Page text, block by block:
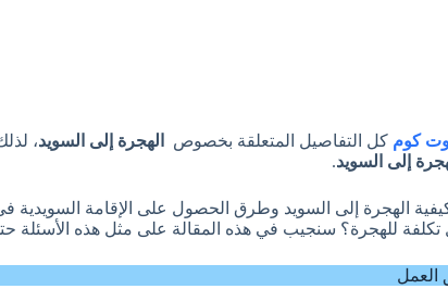
كوم كل التفاصيل المتعلقة بخصوص الهجرة إلى السويد،
إلى السويد.
الهجرة إلى السويد وطرق الحصول على الإقامة
تكلفة للهجرة؟ سنجيب في هذه المقالة على مثل هذه الأسئلة
العمل